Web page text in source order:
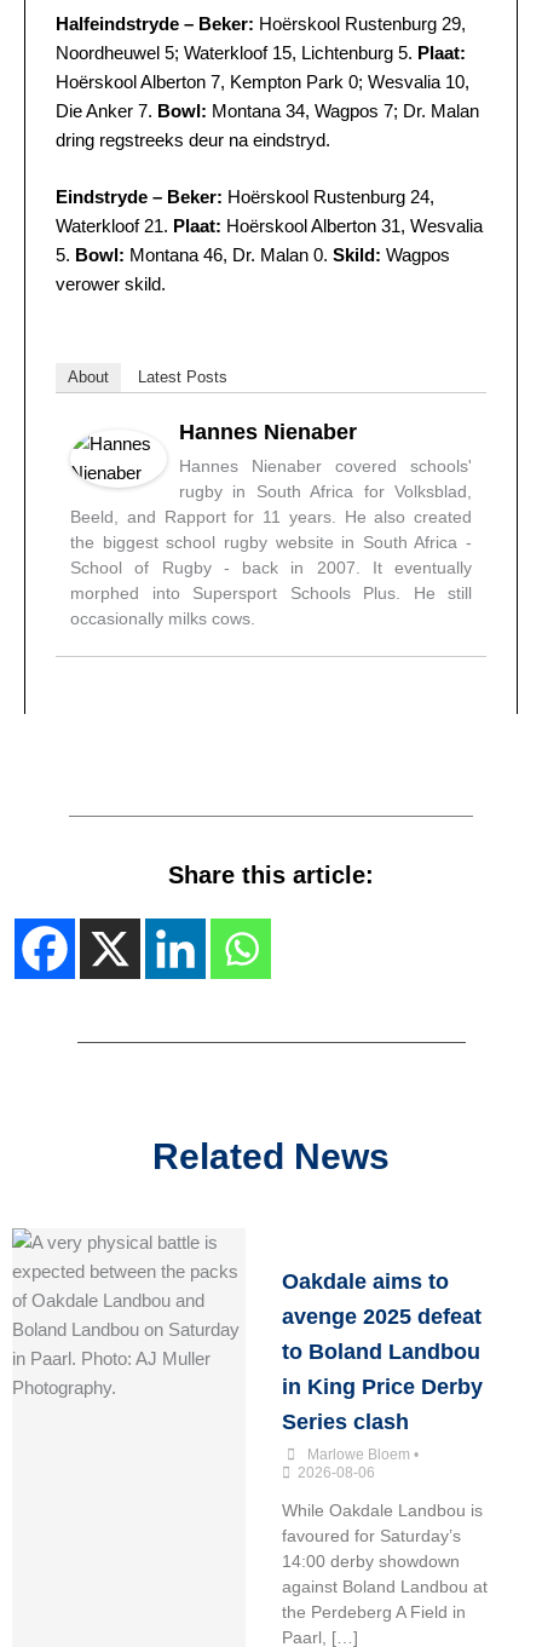
Halfeindstryde – Beker: Hoërskool Rustenburg 29,
Noordheuwel 5; Waterkloof 15, Lichtenburg 5. Plaat:
Hoërskool Alberton 7, Kempton Park 0; Wesvalia 10,
Die Anker 7. Bowl: Montana 34, Wagpos 7; Dr. Malan
dring regstreeks deur na eindstryd.
Eindstryde – Beker: Hoërskool Rustenburg 24,
Waterkloof 21. Plaat: Hoërskool Alberton 31, Wesvalia
5. Bowl: Montana 46, Dr. Malan 0. Skild: Wagpos
verower skild.
About Latest Posts
Hannes Nienaber
Hannes Nienaber covered schools'
rugby in South Africa for Volksblad,
Beeld, and Rapport for 11 years. He also created
the biggest school rugby website in South Africa -
School of Rugby - back in 2007. It eventually
morphed into Supersport Schools Plus. He still
occasionally milks cows.
Share this article:
Related News
Oakdale aims to
avenge 2025 defeat
to Boland Landbou
in King Price Derby
Series clash
Marlowe Bloem •
2026-08-06
While Oakdale Landbou is
favoured for Saturday’s
14:00 derby showdown
against Boland Landbou at
the Perdeberg A Field in
Paarl, […]